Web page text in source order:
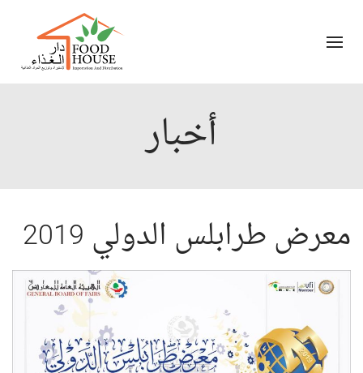
أخبار
معرض طرابلس الدولي 2019